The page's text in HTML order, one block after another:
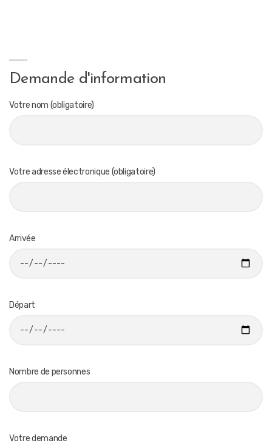
Demande d'information
Votre nom (obligatoire)
Votre adresse électronique (obligatoire)
Arrivée
Départ
Nombre de personnes
Votre demande